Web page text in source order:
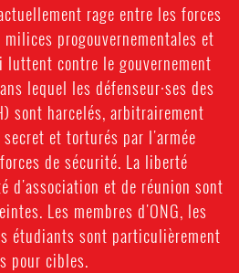
rage entre les forces
progouvernementales et
luttent contre le gouvernement
lequel les défenseur·ses des
sont harcelés, arbitrairement
et torturés par l'armée
de sécurité. La liberté
d'association et de réunion sont
Les membres d'ONG, les
étudiants sont particulièrement
pour cibles.